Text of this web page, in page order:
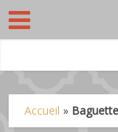
Accueil »